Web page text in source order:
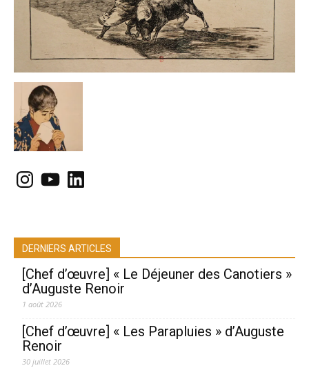
Instagram
YouTubeLinkedIn
DERNIERS ARTICLES
[Chef d’œuvre] « Le Déjeuner des Canotiers »
d’Auguste Renoir
1 août 2026
[Chef d’œuvre] « Les Parapluies » d’Auguste
Renoir
30 juillet 2026